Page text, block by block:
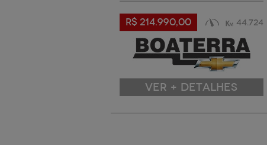
R$ 214.990,00 44.724
VER + DETALHES